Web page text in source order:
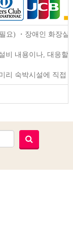
요) ・장애인 화장
비 내용이나, 대응할
리 숙박시설에 직접